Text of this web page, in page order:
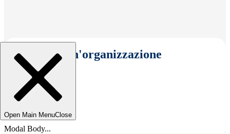
Seleziona un'organizzazione
Open Main MenuClose
Modal Body...